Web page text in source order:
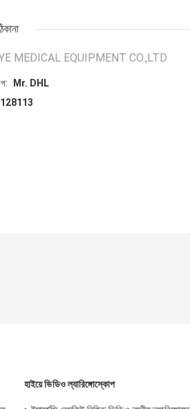
MEDICAL EQUIPMENT CO.,LTD
Mr. DHL
হাইয়ে ভিডিও ল্যারিঙ্গোস্কোপ